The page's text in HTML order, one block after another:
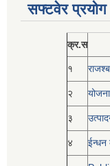
सफ्टवेर प्रयोग
क्र.स
१
२
३
४ ईन्धन